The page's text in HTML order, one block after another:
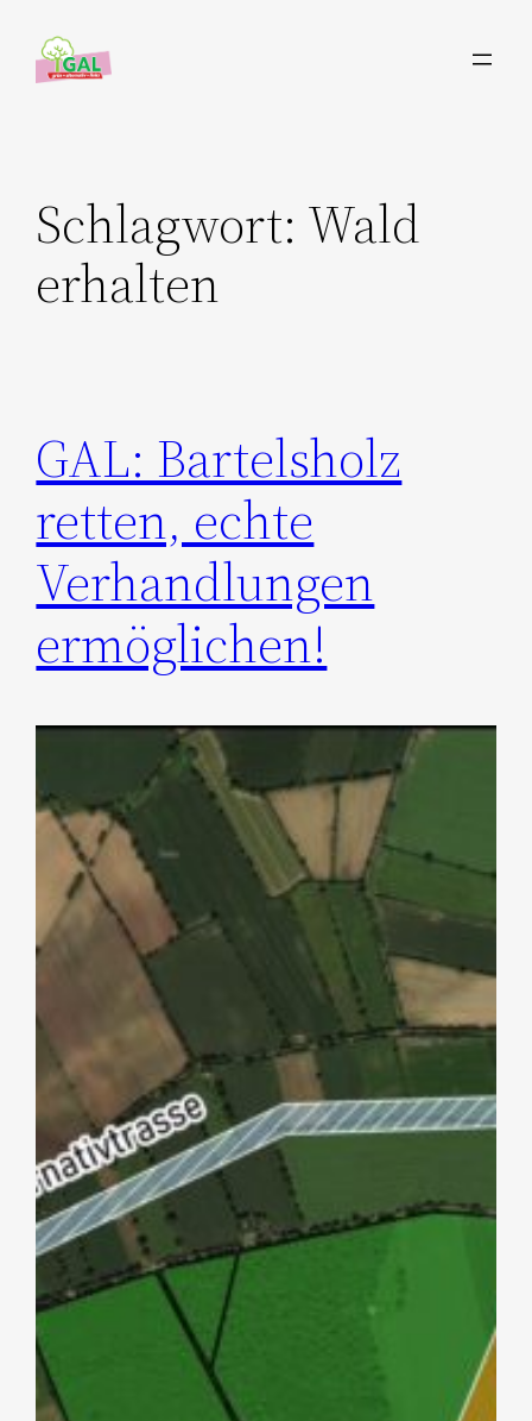
Inhalt
springen
Schlagwort: Wald
erhalten
GAL: Bartelsholz
retten, echte
Verhandlungen
ermöglichen!